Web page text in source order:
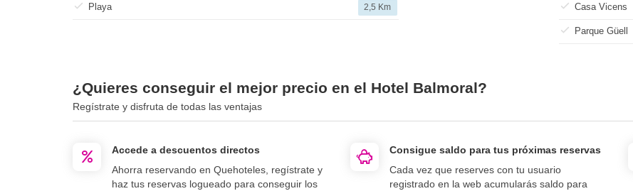
Playa 2,5 Km Casa Vicens
Parque Güell
¿Quieres conseguir el mejor precio en el Hotel Balmoral?
Regístrate y disfruta de todas las ventajas
Accede a descuentos directos
Ahorra reservando en Quehoteles, regístrate y
haz tus reservas logueado para conseguir los
Consigue saldo para tus próximas reservas
Cada vez que reserves con tu usuario
registrado en la web acumularás saldo para